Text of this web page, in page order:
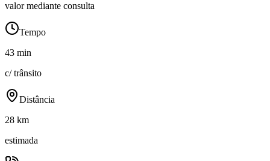
valor mediante consulta
Tempo
43 min
c/ trânsito
Distância
28 km
estimada